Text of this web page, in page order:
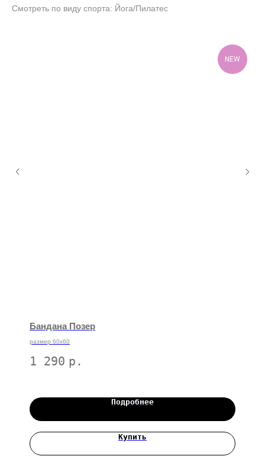
Смотреть по виду спорта: Йога/Пилатес
NEW
Бандана Позер
размер 60х60
1 290 р.
Подробнее
Купить